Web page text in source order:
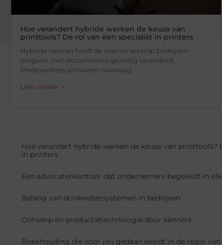
Hoe verandert hybride werken de keuze van
printtools? De rol van een specialist in printers
Hybride werken heeft de manier waarop bedrijven
omgaan met documenten grondig veranderd.
Medewerkers schakelen vandaag
Lees verder »
Hoe verandert hybride werken de keuze van printtools?
in printers
Een advocatenkantoor dat ondernemers begeleidt in
Belang van drinkwatersystemen in bedrijven
Ontwerp en productietechnologie door kenners
Boekhouding die voor jou gedaan wordt in de regio van